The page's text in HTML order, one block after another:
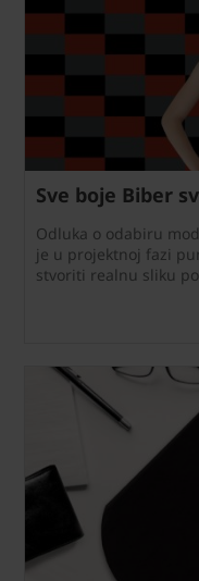
Sve boje Biber
Odluka o odabiru
je u projektnoj fazi
stvoriti realnu sliku